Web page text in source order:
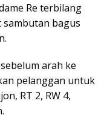
Re terbilang
bagus
arah ke
pelanggan untuk
RT 2, RW 4,